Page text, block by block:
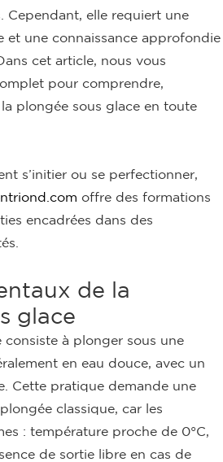
Cependant, elle requiert une
et une connaissance approfondie
cet article, nous vous
pour comprendre,
plongée sous glace en toute
s’initier ou se perfectionner,
offre des formations
encadrées dans des
de la
glace
consiste à plonger sous une
en eau douce, avec un
Cette pratique demande une
classique, car les
: température proche de 0°C,
de sortie libre en cas de